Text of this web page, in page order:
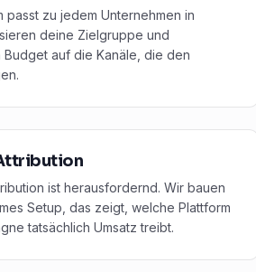
passt zu jedem Unternehmen in
deine Zielgruppe und
auf die Kanäle, die den
ist herausfordernd. Wir bauen
Setup, das zeigt, welche Plattform
tatsächlich Umsatz treibt.